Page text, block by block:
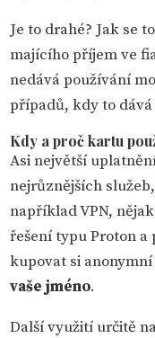
Je to drahé? Jak se
majícího příjem ve
nedává používání
případů, kdy to
Kdy a proč kartu
Asi největší
nejrůznějších
například VPN,
řešení typu Proton a
kupovat si
vaše jméno.
Další využití určitě